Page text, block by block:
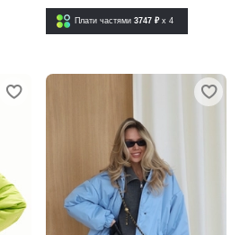
Плати частями 3747 ₽ x 4